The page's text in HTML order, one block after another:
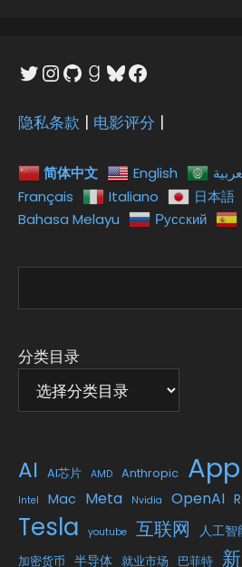
Twitter
Instagram
GitHub
Goodreads
Bluesky
Facebook
隐私条款 | 电影评分 |
简体中文 English
Français
Italiano 日本語
Bahasa Melayu
Русский
分类目录
AI AI芯片 AMD Anthropic
Intel Mac Meta Nvidia OpenAI
Tesla youtube 互联网 人工智
加密货币 半导体 就业市场 巴菲特